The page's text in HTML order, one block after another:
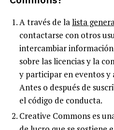
A través de lalista
contactarse con otros
intercambiar
sobre las licencias y la
y participar en eventos y
Antes o después de
el código de conducta.
Creative Commons es